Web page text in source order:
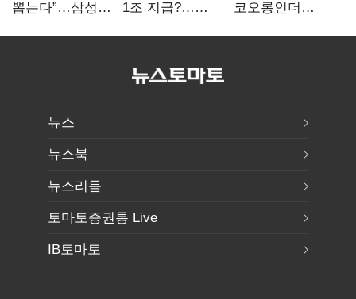
뽑는다”…삼성
반도체 인재
1조 지급?…
코오롱인더
배터리 소재로
뉴스
뉴스북
뉴스리듬
토마토증권통 Live
IB토마토